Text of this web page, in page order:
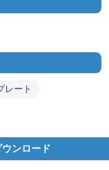
レート
ンロード